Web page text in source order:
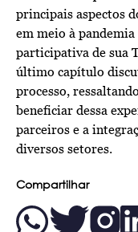
principais aspectos
em meio à
participativa de sua
último capítulo
processo,
beneficiar dessa
parceiros e a
diversos setores.
Compartilhar